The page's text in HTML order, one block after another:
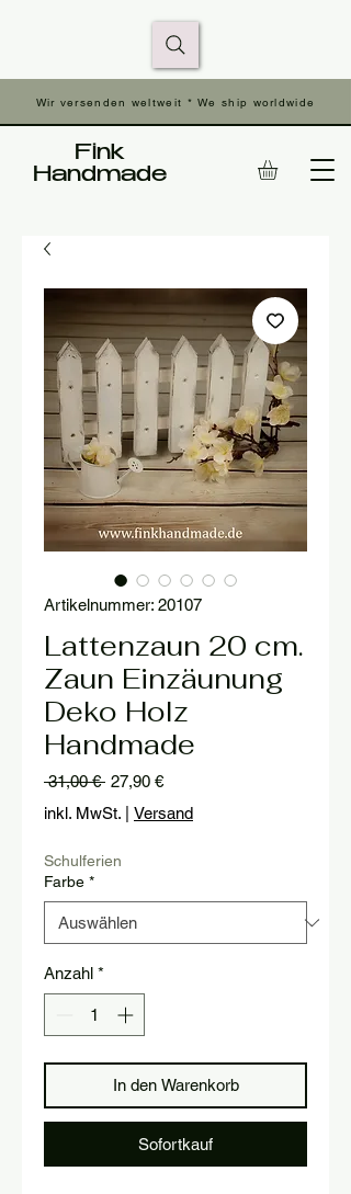
Wir versenden weltweit * We ship worldwide
Fink
Handmade
Artikelnummer: 20107
Lattenzaun 20 cm.
Zaun Einzäunung
Deko Holz
Handmade
31,00 € Standardpreis
27,90 €Sale-
Preis
inkl. MwSt. Versand
Schulferien
Farbe *
Anzahl *
In den Warenkorb
Sofortkauf